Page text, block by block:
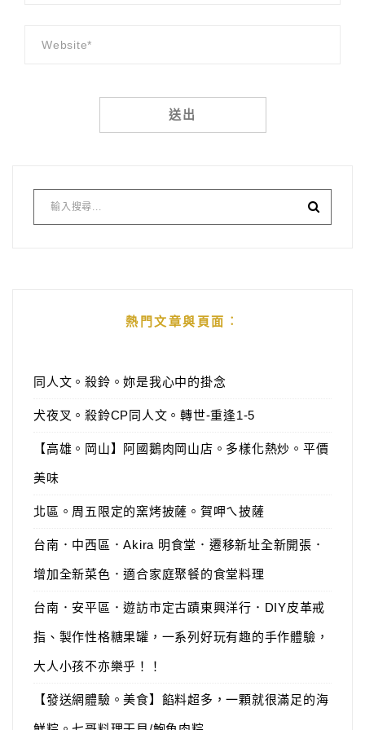
熱門文章與頁面︰
同人文。殺鈴。妳是我心中的掛念
犬夜叉。殺鈴CP同人文。轉世-重逢1-5
【高雄。岡山】阿國鵝肉岡山店。多樣化熱炒。平價
美味
北區。周五限定的窯烤披薩。賀呷ㄟ披薩
台南．中西區．Akira 明食堂．遷移新址全新開張．
增加全新菜色．適合家庭聚餐的食堂料理
台南．安平區．遊訪市定古蹟東興洋行．DIY皮革戒
指、製作性格糖果罐，一系列好玩有趣的手作體驗，
大人小孩不亦樂乎！！
【發送網體驗。美食】餡料超多，一顆就很滿足的海